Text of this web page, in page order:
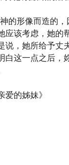
形像而造的，
应该考虑，她的
说，她所给予丈
白这一点之后，
爱的姊妹》